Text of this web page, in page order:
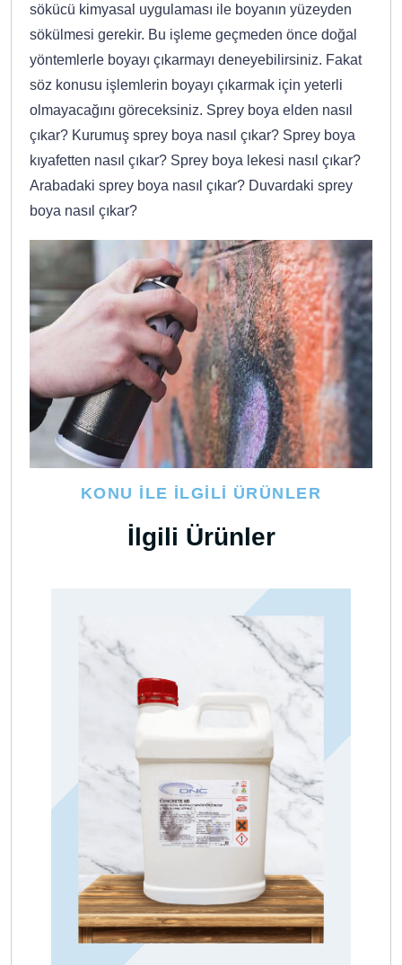
sökücü kimyasal uygulaması ile boyanın yüzeyden
sökülmesi gerekir. Bu işleme geçmeden önce doğal
yöntemlerle boyayı çıkarmayı deneyebilirsiniz. Fakat
söz konusu işlemlerin boyayı çıkarmak için yeterli
olmayacağını göreceksiniz. Sprey boya elden nasıl
çıkar? Kurumuş sprey boya nasıl çıkar? Sprey boya
kıyafetten nasıl çıkar? Sprey boya lekesi nasıl çıkar?
Arabadaki sprey boya nasıl çıkar? Duvardaki sprey
boya nasıl çıkar?
KONU İLE İLGILI ÜRÜNLER
İlgili Ürünler